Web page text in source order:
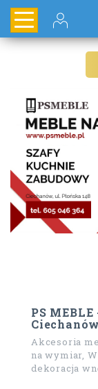
PS
Ciechanów
Akcesoria
na wymiar,
dekoracja